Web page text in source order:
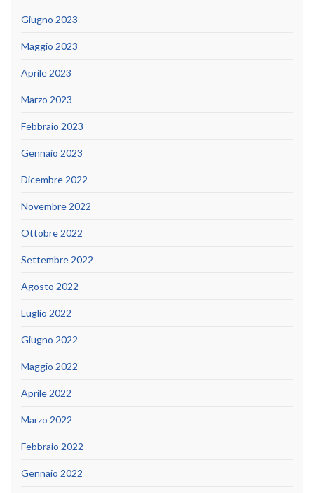
Giugno 2023
Maggio 2023
Aprile 2023
Marzo 2023
Febbraio 2023
Gennaio 2023
Dicembre 2022
Novembre 2022
Ottobre 2022
Settembre 2022
Agosto 2022
Luglio 2022
Giugno 2022
Maggio 2022
Aprile 2022
Marzo 2022
Febbraio 2022
Gennaio 2022